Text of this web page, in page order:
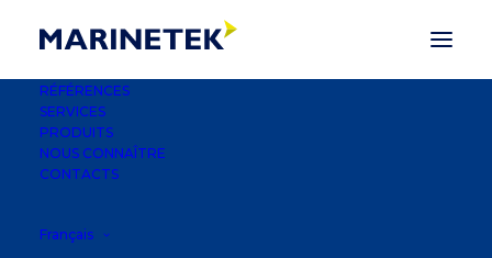
RÉFÉRENCES
SERVICES
PRODUITS
NOUS CONNAÎTRE
CONTACTS
Français